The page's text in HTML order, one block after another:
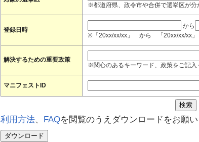
※都道府県、政令市や合併で選挙区が分
登録日時
から
※「20xx/xx/xx」 から 「20xx/xx/xx」
解決するための重要政策
※関心のあるキーワード、政策をご記入
マニフェストID
利用方法、 FAQを閲覧のうえダウンロードをお願い